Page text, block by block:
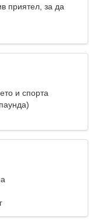
приятел, за да
и спорта